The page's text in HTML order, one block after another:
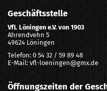
Geschäftsstelle
VfL Löningen e.V. von 1903
Ahrendvehn 5
49624 Löningen
Telefon: 0 54 32 / 59 89 48
E-Mail: vfl-loeningen@gmx.de
Öffnungszeiten der